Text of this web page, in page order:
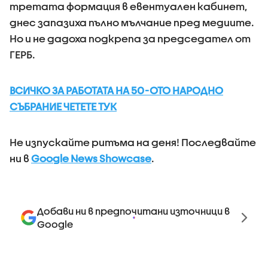
третата формация в евентуален кабинет,
днес запазиха пълно мълчание пред медиите.
Но и не дадоха подкрепа за председател от
ГЕРБ.
ВСИЧКО ЗА РАБОТАТА НА 50-ОТО НАРОДНО
СЪБРАНИЕ ЧЕТЕТЕ ТУК
Не изпускайте ритъма на деня! Последвайте
ни в Google News Showcase.
Добави ни в предпочитани източници в
Google